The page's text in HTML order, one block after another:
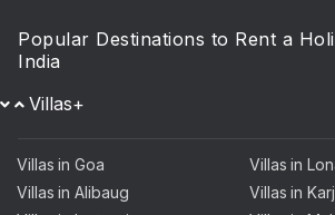
Popular Destinations to Rent a
India
Villas+
Villas in Goa
Villas in
Villas in Alibaug
Villas in